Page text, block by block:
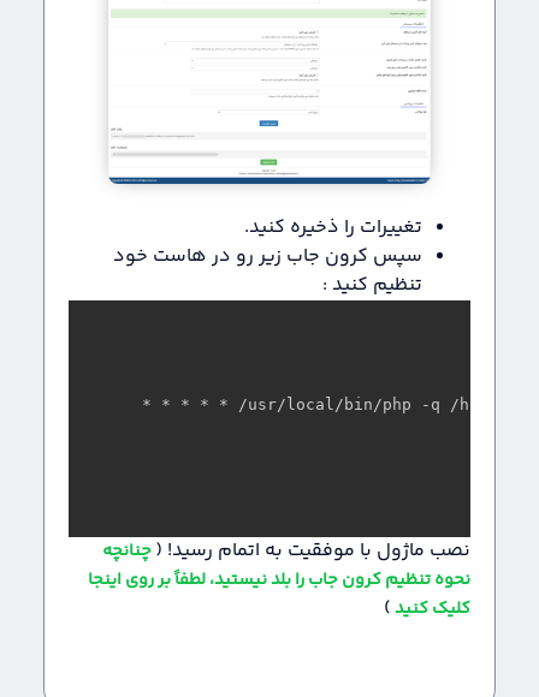
تغییرات را ذخیره کنید.
سپس کرون جاب زیر رو در هاست خود
تنظیم کنید :
* * * * * /usr/local/bin/php -q /home/
نصب ماژول با موفقیت به اتمام رسید! (چنانچه
نحوه تنظیم کرون جاب را بلد نیستید، لطفاً بر روی اینجا
کلیک کنید)